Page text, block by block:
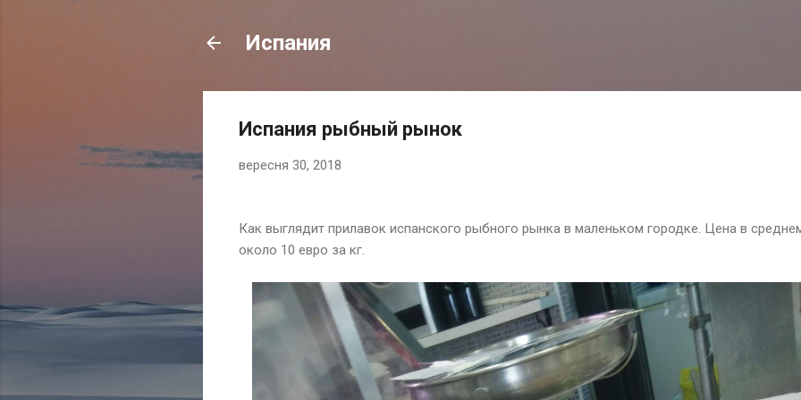
Испания
Испания рыбный рынок
вересня 30, 2018
Как выглядит прилавок испанского рыбного рынка в маленьком городке. Цена в
около 10 евро за кг.